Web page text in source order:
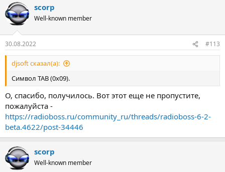
scorp
Well-known member
30.08.2022 #113
djsoft сказал(а):
Символ TAB (0x09).
О, спасибо, получилось. Вот этот еще не пропустите,
пожалуйста -
https://radioboss.ru/community_ru/threads/radioboss-6-2-
beta.4622/post-34446
scorp
Well-known member